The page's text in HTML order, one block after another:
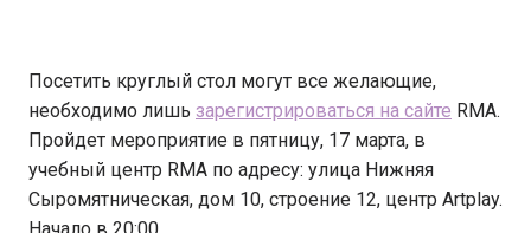
Посетить круглый стол могут все желающие,
необходимо лишь зарегистрироваться на сайте RMA.
Пройдет мероприятие в пятницу, 17 марта, в
учебный центр RMA по адресу: улица Нижняя
Сыромятническая, дом 10, строение 12, центр Artplay.